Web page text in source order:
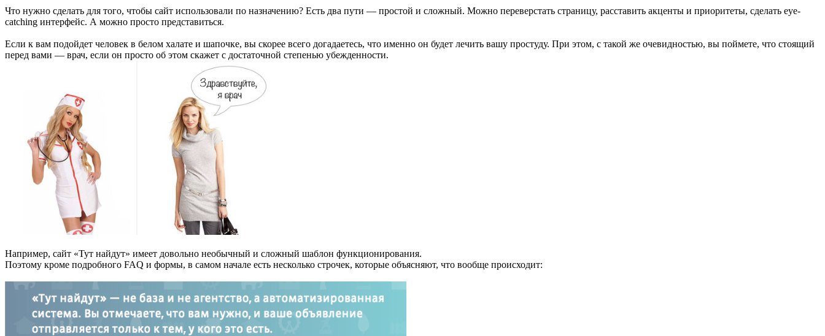
Что нужно сделать для того, чтобы сайт использовали по назначению? Есть два пути — простой и сложный. Можно переверстать страницу, расставить акценты и приоритеты, сделать eye-
catching интерфейс. А можно просто представиться.
Если к вам подойдет человек в белом халате и шапочке, вы скорее всего догадаетесь, что именно он будет лечить вашу простуду. При этом, с такой же очевидностью, вы поймете, что стоящий
перед вами — врач, если он просто об этом скажет с достаточной степенью убежденности.
Например, сайт «Тут найдут» имеет довольно необычный и сложный шаблон функционирования.
Поэтому кроме подробного FAQ и формы, в самом начале есть несколько строчек, которые объясняют, что вообще происходит: